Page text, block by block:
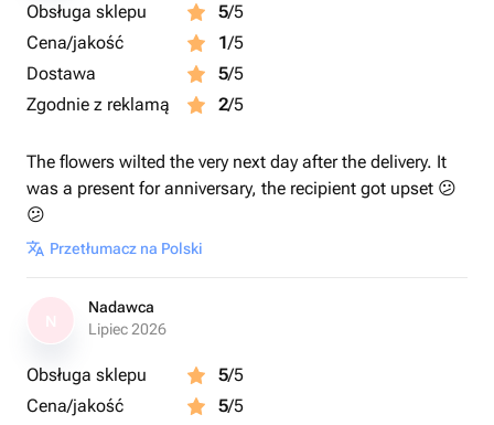
Obsługa sklepu 5/5
Cena/jakość
1/5
Dostawa
5/5
Zgodnie z reklamą
2/5
The flowers wilted the very next day after the delivery. It
was a present for anniversary, the recipient got upset 😕
😕
Przetłumacz na Polski
Nadawca
Lipiec 2026
Obsługa sklepu 5/5
Cena/jakość
5/5